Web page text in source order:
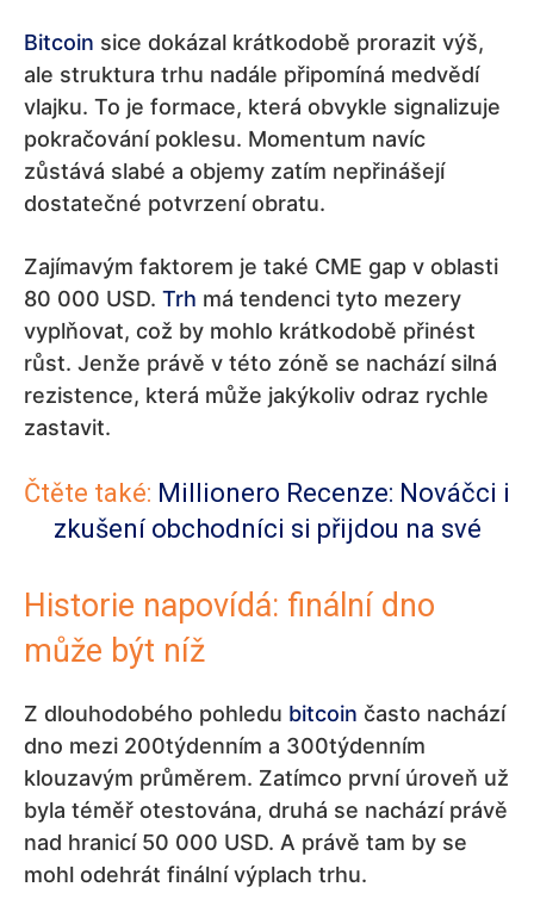
Bitcoin sice dokázal krátkodobě prorazit výš,
ale struktura trhu nadále připomíná medvědí
vlajku. To je formace, která obvykle signalizuje
pokračování poklesu. Momentum navíc
zůstává slabé a objemy zatím nepřinášejí
dostatečné potvrzení obratu.
Zajímavým faktorem je také CME gap v oblasti
80 000 USD. Trh má tendenci tyto mezery
vyplňovat, což by mohlo krátkodobě přinést
růst. Jenže právě v této zóně se nachází silná
rezistence, která může jakýkoliv odraz rychle
zastavit.
Čtěte také: Millionero Recenze: Nováčci i
zkušení obchodníci si přijdou na své
Historie napovídá: finální dno
může být níž
Z dlouhodobého pohledu bitcoin často nachází
dno mezi 200týdenním a 300týdenním
klouzavým průměrem. Zatímco první úroveň už
byla téměř otestována, druhá se nachází právě
nad hranicí 50 000 USD. A právě tam by se
mohl odehrát finální výplach trhu.